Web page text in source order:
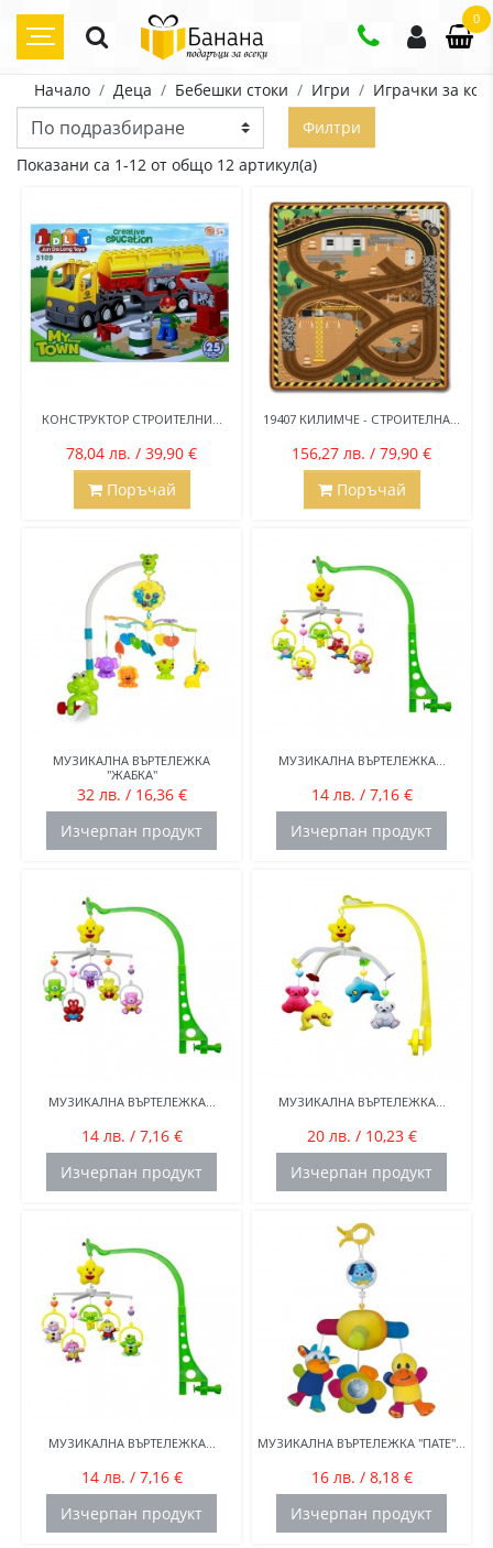
0
Начало Деца Бебешки стоки Игри
Играчки за
Филтри
Показани са 1-12 от общо 12 артикул(а)
КОНСТРУКТОР СТРОИТЕЛНИ...
78,04 лв. / 39,90 €
Поръчай
19407 КИЛИМЧЕ - СТРОИТЕЛНА...
156,27 лв. / 79,90 €
Поръчай
МУЗИКАЛНА ВЪРТЕЛЕЖКА
"ЖАБКА"
32 лв. / 16,36 €
Изчерпан продукт
МУЗИКАЛНА ВЪРТЕЛЕЖКА...
14 лв. / 7,16 €
Изчерпан продукт
МУЗИКАЛНА ВЪРТЕЛЕЖКА...
14 лв. / 7,16 €
Изчерпан продукт
МУЗИКАЛНА ВЪРТЕЛЕЖКА...
20 лв. / 10,23 €
Изчерпан продукт
МУЗИКАЛНА ВЪРТЕЛЕЖКА...
14 лв. / 7,16 €
Изчерпан продукт
МУЗИКАЛНА ВЪРТЕЛЕЖКА "ПАТЕ"...
16 лв. / 8,18 €
Изчерпан продукт